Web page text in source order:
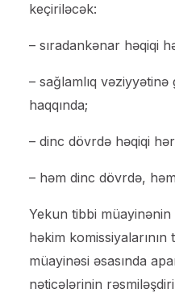
keçiriləcək:
– sıradankənar həqiqi
– sağlamlıq
haqqında;
– dinc dövrdə həqiqi
– həm dinc dövrdə,
Yekun tibbi
həkim
müayinəsi əsasında
nəticələrinin